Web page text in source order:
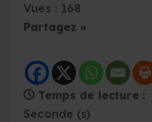
Vues : 168
Partagez »
Temps de lecture :
Seconde (s)